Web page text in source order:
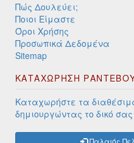
Πώς Δουλεύει;
Ποιοι Είμαστε
Όροι Χρήσης
Προσωπικά Δεδομένα
Sitemap
ΚΑΤΑΧΩΡΗΣΗ
Καταχωρήστε τα
δημιουργώντας το δικό
Παλαιός